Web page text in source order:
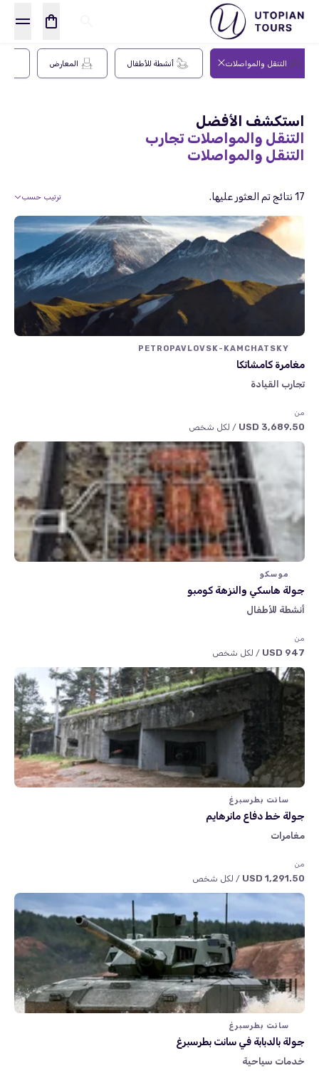
التنقل والمواصلات أنشطة للأطفال المعارض
استكشف الأفضل
التنقل والمواصلات تجارب
التنقل والمواصلات
ترتيب حسب 17 نتائج تم العثور عليها.
PETROPAVLOVSK-KAMCHATSKY
مغامرة كامشاتكا
تجارب القيادة
من
3,689.50 USD / لكل شخص
موسكو
جولة هاسكي والنزهة كومبو
أنشطة للأطفال
من
947 USD / لكل شخص
سانت بطرسبرغ
جولة خط دفاع مانرهايم
مغامرات
من
1,291.50 USD / لكل شخص
سانت بطرسبرغ
جولة بالدبابة في سانت بطرسبرغ
خدمات سياحية